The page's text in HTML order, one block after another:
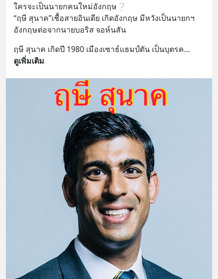
ใครจะเป็นนายกคนใหม่อังกฤษ❔
“ฤษี สุนาค”เชื้อสายอินเดีย เกิดอังกฤษ มีหวังเป็นนายกฯ
อังกฤษต่อจากนายบอริส จอห์นสัน
ฤษี สุนาค เกิดปี 1980 เมืองเซาธ์แธมป์ตัน เป็นบุตรค...
ดูเพิ่มเติม